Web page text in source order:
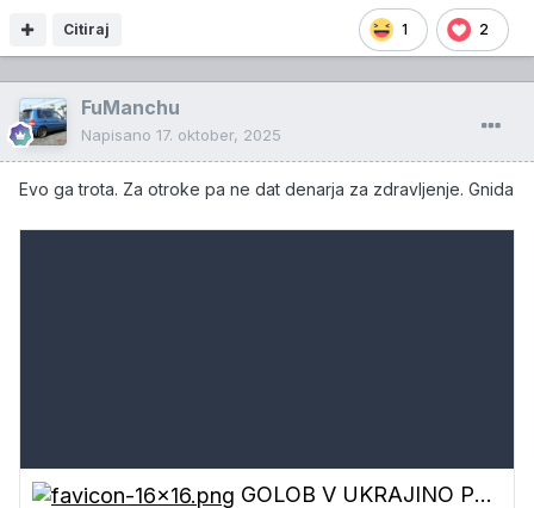
1 2
Citiraj
FuManchu
Napisano 17. oktober, 2025
Evo ga trota. Za otroke pa ne dat denarja za zdravljenje. Gnida
GOLOB V UKRAJINO POŠILJA 'HUMANE' RAKETE: